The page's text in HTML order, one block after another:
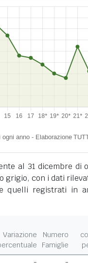
al 31 dicembre di
grigio, con i dati
quelli registrati in
Variazione
Numero
Famiglie
- -